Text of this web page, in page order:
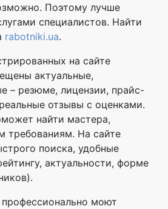
Поэтому лучше
специалистов. Найти
rabotniki.ua.
на сайте
актуальные,
– резюме, лицензии, прайс-
отзывы с оценками.
найти мастера,
требованиям. На сайте
поиска, удобные
актуальности, форме
моют